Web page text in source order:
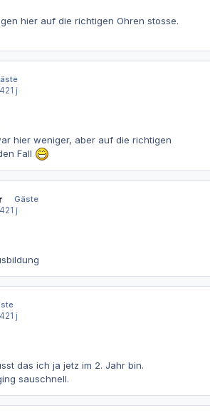
hier auf die richtigen Ohren stosse.
21 j
hier weniger, aber auf die richtigen
Fall
Gäste
21 j
21 j
das ich ja jetz im 2. Jahr bin.
sauschnell.